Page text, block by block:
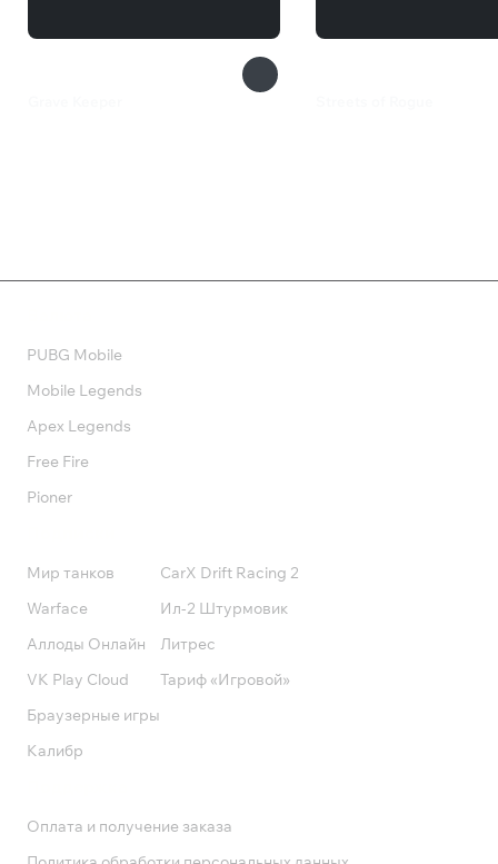
PUBG Mobile
Mobile Legends
Apex Legends
Free Fire
Pioner
Мир танков
Warface
Аллоды Онлайн
VK Play Cloud
Браузерные игры
Калибр
CarX Drift Racing 2
Ил-2 Штурмовик
Литрес
Тариф «Игровой»
Оплата и получение заказа